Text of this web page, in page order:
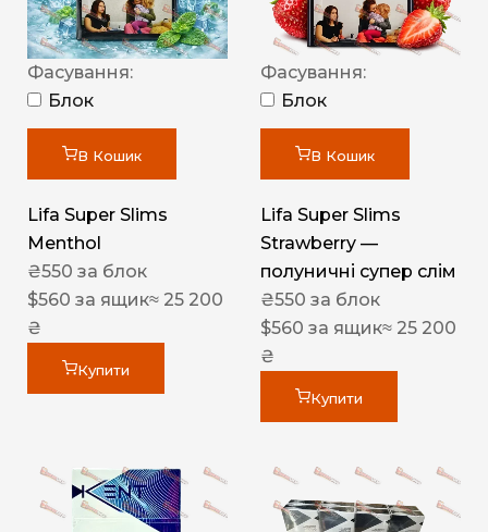
Фасування:
Блок
В Кошик
Lifa Super Slims
Menthol
₴550 за блок
$560 за ящик≈ 25 200
₴
Купити
Фасування:
Блок
В Кошик
Lifa Super Slims
Strawberry —
полуничні супер слім
₴550 за блок
$560 за ящик≈ 25 200
₴
Купити